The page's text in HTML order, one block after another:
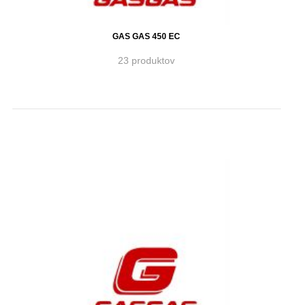
GAS GAS 450 EC
23 produktov